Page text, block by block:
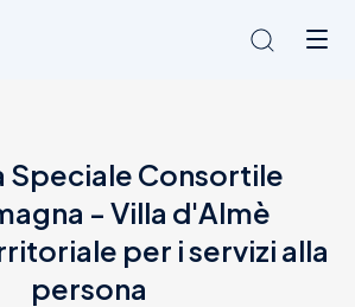
Speciale Consortile
- Villa d'Almè
per i servizi alla
persona